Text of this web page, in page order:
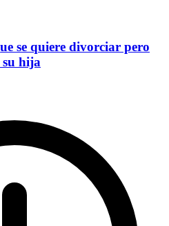
se quiere divorciar pero
su hija